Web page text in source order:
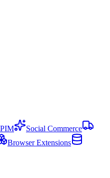
Social Commerce
Browser Extensions